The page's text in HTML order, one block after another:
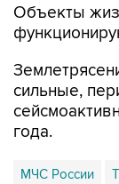
Объекты
сильные,
года.
МЧС России